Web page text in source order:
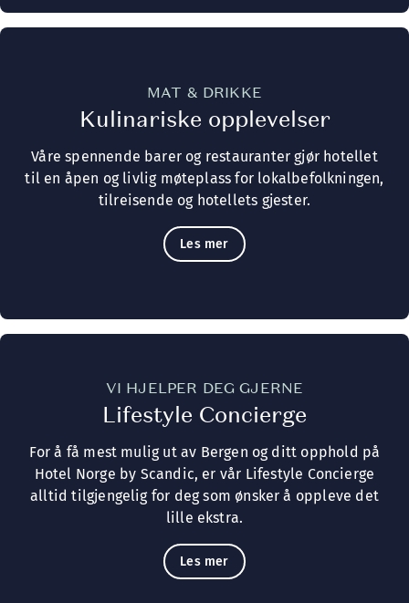
MAT & DRIKKE
Kulinariske opplevelser
Våre spennende barer og restauranter gjør hotellet
til en åpen og livlig møteplass for lokalbefolkningen,
tilreisende og hotellets gjester.
Les mer
VI HJELPER DEG GJERNE
Lifestyle Concierge
For å få mest mulig ut av Bergen og ditt opphold på
Hotel Norge by Scandic, er vår Lifestyle Concierge
alltid tilgjengelig for deg som ønsker å oppleve det
lille ekstra.
Les mer